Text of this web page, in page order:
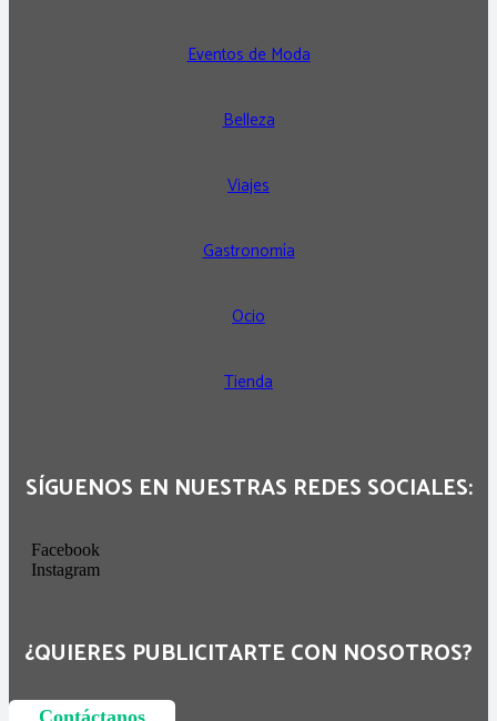
Eventos de Moda
Belleza
Viajes
Gastronomía
Ocio
Tienda
SÍGUENOS EN NUESTRAS REDES SOCIALES:
Facebook
Instagram
¿QUIERES PUBLICITARTE CON NOSOTROS?